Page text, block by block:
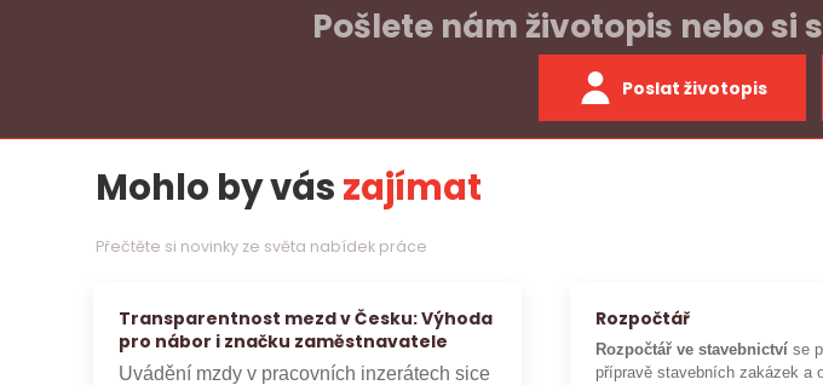
Pošlete nám životopis nebo
Poslat životopis
Mohlo by vászajímat
Přečtěte si novinky ze světa nabídek práce
Transparentnost mezd v Česku: Výhoda
pro nábor i značku zaměstnavatele
Uvádění mzdy v pracovních inzerátech sice
Rozpočtář
Rozpočtář ve stavebnictví se
přípravě stavebních zakázek a